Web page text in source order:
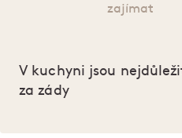
zajímat
V kuchyni jsou
za zády